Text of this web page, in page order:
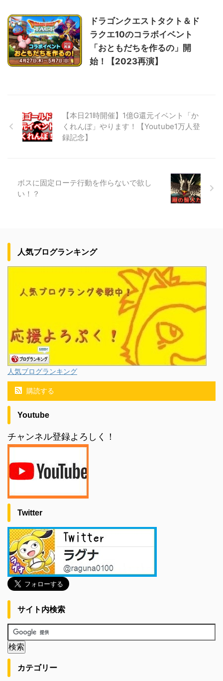
ドラゴンクエストタクト＆ド
ラクエ10のコラボイベント
「おともだちを作るの」開
始！【2023再演】
【本日21時開催】1億G還元イベント「か
くれんぼ」やります！【Youtube1万人登
録記念】
ボスに固定ローテ行動を作らないで欲し
い！？
人気ブログランキング
人気ブログランキング
購読する
Youtube
チャンネル登録よろしく！
Twitter
サイト内検索
カテゴリー